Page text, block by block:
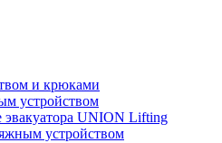
и крюками
устройством
UNION Lifting
устройством